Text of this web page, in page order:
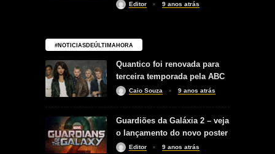
Editor 9 anos atrás
#NOTICIASDEÚLTIMAHORA
Quantico foi renovada para
terceira temporada pela ABC
Caio Souza 9 anos atrás
Guardiões da Galáxia 2 – veja
o lançamento do novo poster
Editor 9 anos atrás